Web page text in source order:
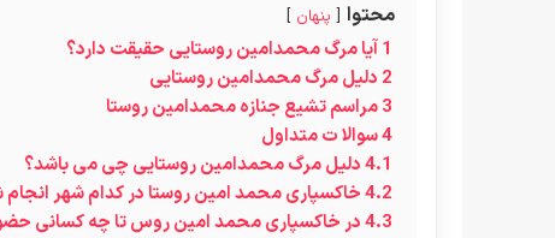
محتوا پنهان
1آیا مرگ محمدامین روستایی حقیقت دارد؟
2 دلیل مرگ محمدامین روستایی
3مراسم تشیع جنازه محمدامین روستا
4سوالا ت متداول
4.1دلیل مرگ محمدامین روستایی چی می باشد؟
4.2خاکسپاری محمد امین روستا در کدام شهر
4.3در خاکسپاری محمد امین روس تا چه کسانی